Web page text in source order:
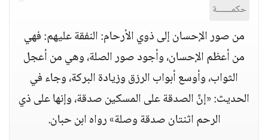
حكمــــــة
من صور الإحسان إلى ذوي الأرحام: النفقة عليهم: فهي
من أعظم الإحسان، وأجود صور الصلة، وهي من أعجل
الثواب، وأوسع أبواب الرزق وزيادة البركة، وجاء في
الحديث: «إنَّ الصدقة على المسكين صدقة، وإنها على ذي
الرحم اثنتان صدقة وصلة» رواه ابن حبان.